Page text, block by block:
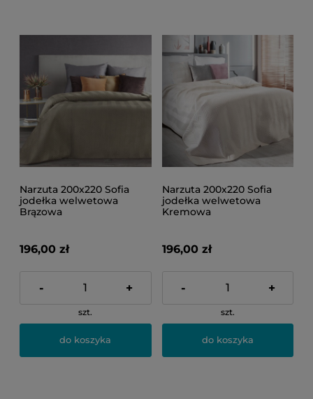
Narzuta 200x220 Sofia
jodełka welwetowa
Brązowa
196,00 zł
- +
szt.
do koszyka
Narzuta 200x220 Sofia
jodełka welwetowa
Kremowa
196,00 zł
- +
szt.
do koszyka